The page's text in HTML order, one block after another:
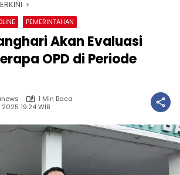
PEMERINTAHAN
Akan Evaluasi
OPD di Periode
1 Min Baca
19:24 WIB